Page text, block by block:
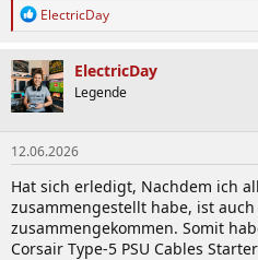
R
k
t
i
o
n
e
n
:
ElectricDay
ElectricDay
Legende
12.06.2026
Hat sich erledigt, Nachdem ich
zusammengestellt habe, ist
zusammengekommen. Somit
Corsair Type-5 PSU Cables